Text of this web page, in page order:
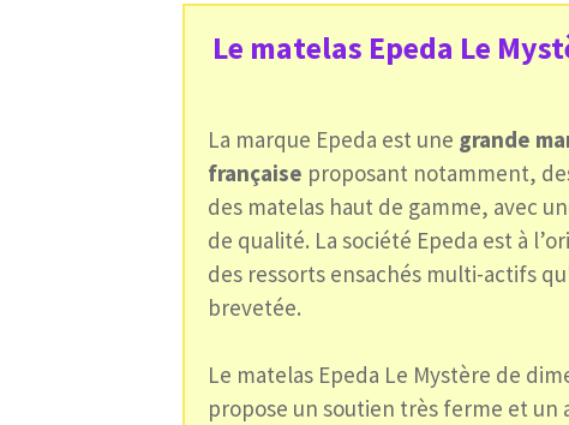
Le matelas Epeda Le
La marque Epeda est une grande
française proposant notamment,
des matelas haut de gamme, avec
de qualité. La société Epeda est à
des ressorts ensachés multi-actifs
brevetée.
Le matelas Epeda Le Mystère de
propose un soutien très ferme et un